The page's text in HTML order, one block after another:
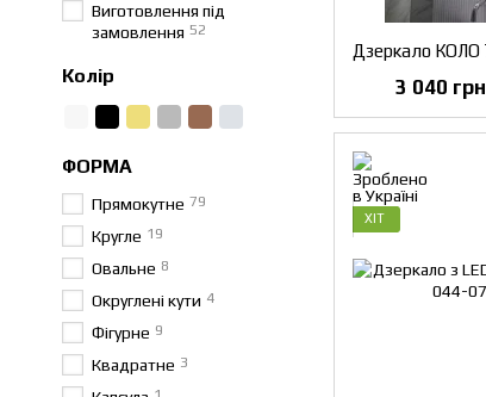
3 040 грн
ХІТ
Виготовлення під
замовлення 52
Колір
ФОРМА
Прямокутне 79
Кругле 19
Овальне 8
Округлені кути 4
Фігурне 9
Квадратне 3